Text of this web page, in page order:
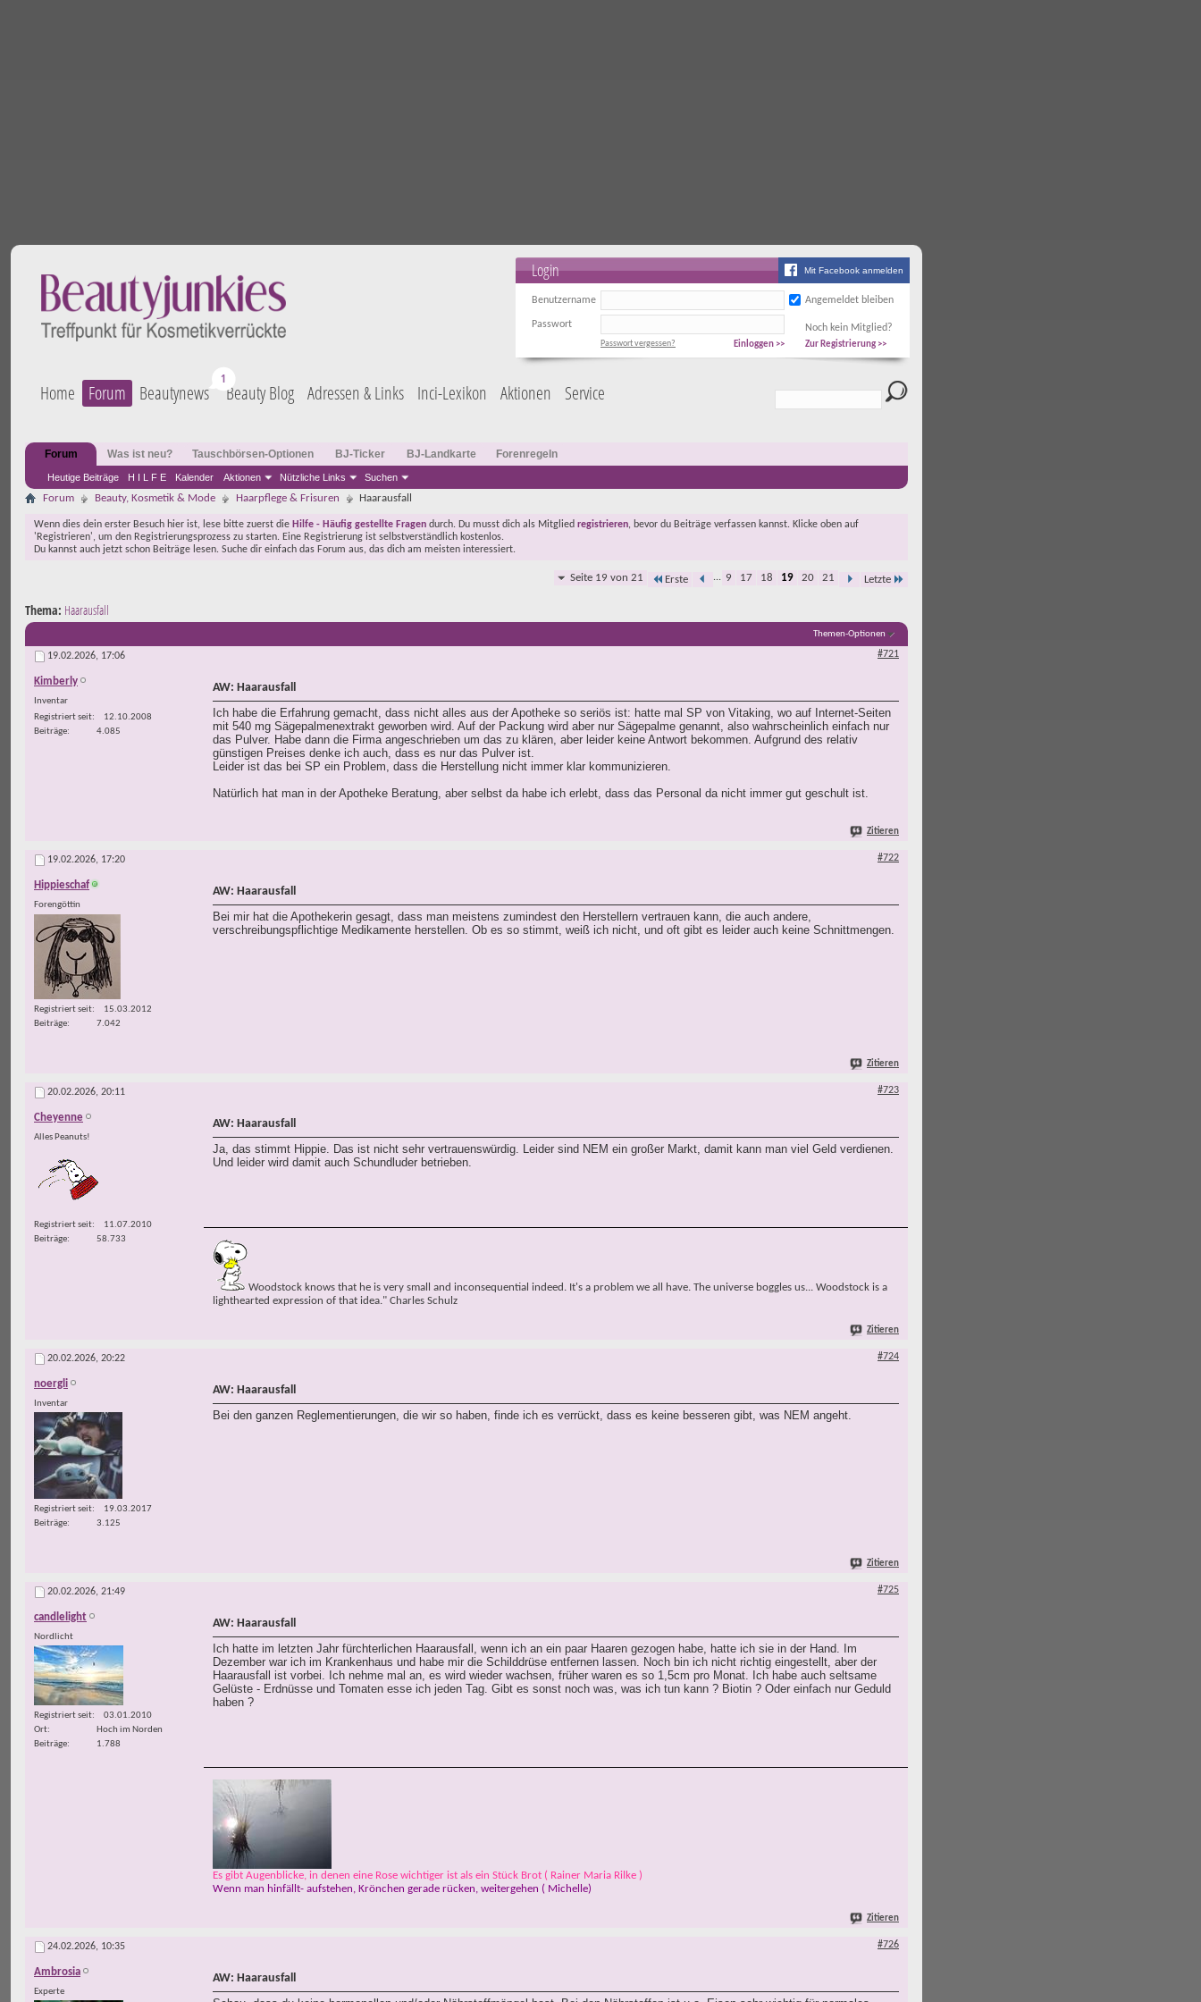
Mit Facebook anmelden
Login
Benutzername Angemeldet bleiben
Passwort Noch kein Mitglied?
Einloggen >>
Passwort vergessen? Zur Registrierung >>
Home Forum Beautynews Beauty Blog Adressen & Links Inci-Lexikon Aktionen Service
Forum
Heutige Beiträge H I L F E Kalender Aktionen Nützliche Links Suchen
Was ist neu? Tauschbörsen-Optionen BJ-Ticker BJ-Landkarte Forenregeln
Forum Beauty, Kosmetik & Mode Haarpflege & Frisuren Haarausfall
Wenn dies dein erster Besuch hier ist, lese bitte zuerst die Hilfe - Häufig gestellte Fragen durch. Du musst dich als Mitglied registrieren, bevor du Beiträge verfassen kannst. Klicke oben auf
'Registrieren', um den Registrierungsprozess zu starten. Eine Registrierung ist selbstverständlich kostenlos.
Du kannst auch jetzt schon Beiträge lesen. Suche dir einfach das Forum aus, das dich am meisten interessiert.
Seite 19 von 21 Erste ... 9 17 18 19 20 21 Letzte
Thema: Haarausfall
Themen-Optionen
19.02.2026, 17:06 #721
Kimberly
Inventar
Registriert seit
12.10.2008
Beiträge
4.085
AW: Haarausfall
Ich habe die Erfahrung gemacht, dass nicht alles aus der Apotheke so seriös ist: hatte mal SP von Vitaking, wo auf Internet-Seiten
mit 540 mg Sägepalmenextrakt geworben wird. Auf der Packung wird aber nur Sägepalme genannt, also wahrscheinlich einfach nur
das Pulver. Habe dann die Firma angeschrieben um das zu klären, aber leider keine Antwort bekommen. Aufgrund des relativ
günstigen Preises denke ich auch, dass es nur das Pulver ist.
Leider ist das bei SP ein Problem, dass die Herstellung nicht immer klar kommunizieren.
Natürlich hat man in der Apotheke Beratung, aber selbst da habe ich erlebt, dass das Personal da nicht immer gut geschult ist.
Zitieren
19.02.2026, 17:20 #722
Hippieschaf
Forengöttin
Registriert seit
15.03.2012
Beiträge
7.042
AW: Haarausfall
Bei mir hat die Apothekerin gesagt, dass man meistens zumindest den Herstellern vertrauen kann, die auch andere,
verschreibungspflichtige Medikamente herstellen. Ob es so stimmt, weiß ich nicht, und oft gibt es leider auch keine Schnittmengen.
Zitieren
20.02.2026, 20:11 #723
Cheyenne
Alles Peanuts!
Registriert seit
11.07.2010
Beiträge
58.733
AW: Haarausfall
Ja, das stimmt Hippie. Das ist nicht sehr vertrauenswürdig. Leider sind NEM ein großer Markt, damit kann man viel Geld verdienen.
Und leider wird damit auch Schundluder betrieben.
Woodstock knows that he is very small and inconsequential indeed. It's a problem we all have. The universe boggles us... Woodstock is a
lighthearted expression of that idea." Charles Schulz
Zitieren
20.02.2026, 20:22 #724
noergli
Inventar
Registriert seit
19.03.2017
Beiträge
3.125
AW: Haarausfall
Bei den ganzen Reglementierungen, die wir so haben, finde ich es verrückt, dass es keine besseren gibt, was NEM angeht.
Zitieren
20.02.2026, 21:49 #725
candlelight
Nordlicht
Registriert seit
03.01.2010
Ort
Hoch im Norden
Beiträge
1.788
AW: Haarausfall
Ich hatte im letzten Jahr fürchterlichen Haarausfall, wenn ich an ein paar Haaren gezogen habe, hatte ich sie in der Hand. Im
Dezember war ich im Krankenhaus und habe mir die Schilddrüse entfernen lassen. Noch bin ich nicht richtig eingestellt, aber der
Haarausfall ist vorbei. Ich nehme mal an, es wird wieder wachsen, früher waren es so 1,5cm pro Monat. Ich habe auch seltsame
Gelüste - Erdnüsse und Tomaten esse ich jeden Tag. Gibt es sonst noch was, was ich tun kann ? Biotin ? Oder einfach nur Geduld
haben ?
Es gibt Augenblicke, in denen eine Rose wichtiger ist als ein Stück Brot ( Rainer Maria Rilke )
Wenn man hinfällt- aufstehen, Krönchen gerade rücken, weitergehen ( Michelle)
Zitieren
24.02.2026, 10:35 #726
Ambrosia
Experte
AW: Haarausfall